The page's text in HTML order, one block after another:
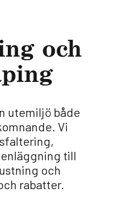
och
utemiljö både
Vi
till
och
rabatter.